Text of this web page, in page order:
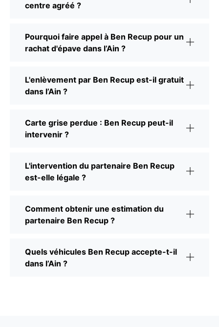
centre agréé ?
Pourquoi faire appel à Ben Recup pour un
rachat d'épave dans l’Ain ?
L'enlèvement par Ben Recup est-il gratuit
dans l’Ain ?
Carte grise perdue : Ben Recup peut-il
intervenir ?
L'intervention du partenaire Ben Recup
est-elle légale ?
Comment obtenir une estimation du
partenaire Ben Recup ?
Quels véhicules Ben Recup accepte-t-il
dans l’Ain ?